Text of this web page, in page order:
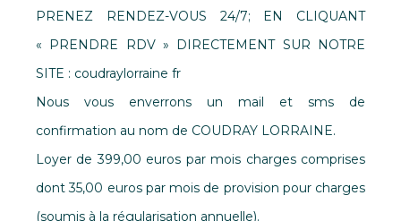
PRENEZ RENDEZ-VOUS 24/7; EN CLIQUANT
« PRENDRE RDV » DIRECTEMENT SUR NOTRE
SITE : coudraylorraine fr
Nous vous enverrons un mail et sms de
confirmation au nom de COUDRAY LORRAINE.
Loyer de 399,00 euros par mois charges comprises
dont 35,00 euros par mois de provision pour charges
(soumis à la régularisation annuelle).